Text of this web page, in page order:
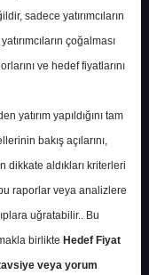
495,37 ₺
%28.42
Yok
sadece yatırımcıların
çoğalması
ve hedef fiyatlarını
yatırım yapıldığını tam
bakış açılarını,
aldıkları kriterleri
raporlar veya analizlere
uğratabilir.. Bu
birlikte Hedef Fiyat
veya yorum